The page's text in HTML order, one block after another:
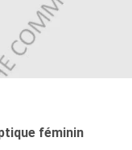
féminin